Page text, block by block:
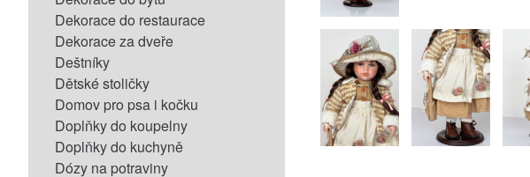
Dekorace do restaurace
Dekorace za dveře
Deštníky
Dětské stoličky
Domov pro psa i kočku
Doplňky do koupelny
Doplňky do kuchyně
Dózy na potraviny